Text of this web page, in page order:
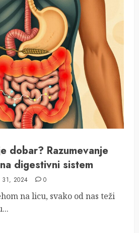
dobar? Razumevanje
digestivni sistem
31, 2024 0
na licu, svako od nas teži